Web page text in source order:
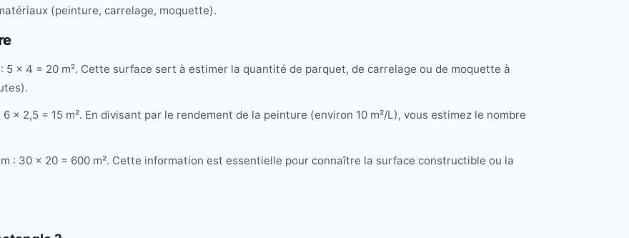
(peinture, carrelage, moquette).
5 × 4 = 20 m². Cette surface sert à estimer la quantité de parquet, de carrelage ou de moquette à
× 2,5 = 15 m². En divisant par le rendement de la peinture (environ 10 m²/L), vous estimez le nombre
: 30 × 20 = 600 m². Cette information est essentielle pour connaître la surface constructible ou la